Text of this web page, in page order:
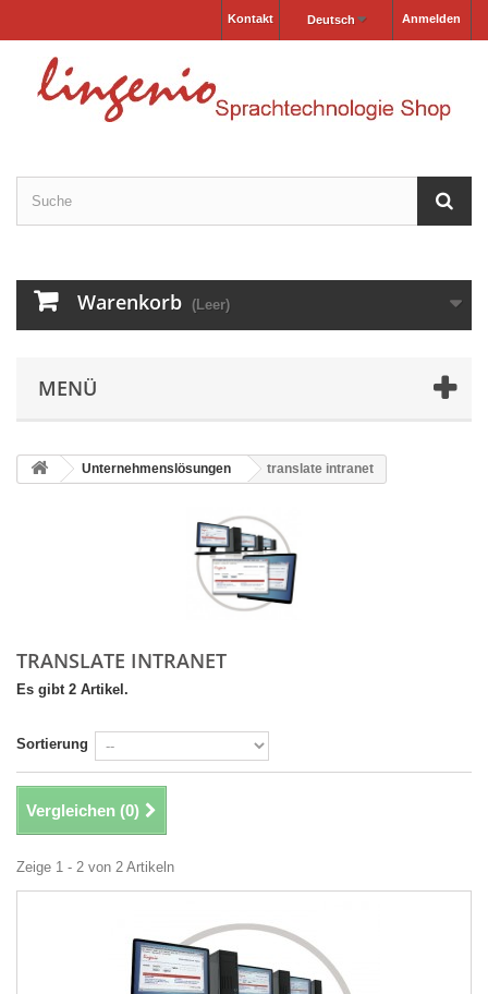
Anmelden
Deutsch
Kontakt
Warenkorb (Leer)
MENÜ
Unternehmenslösungen translate intranet
TRANSLATE INTRANET
Es gibt 2 Artikel.
Sortierung
Vergleichen (0)
Zeige 1 - 2 von 2 Artikeln